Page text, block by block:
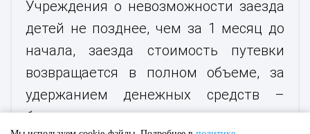
Учреждения о невозможности заезда
детей не позднее, чем за 1 месяц до
начала, заезда стоимость путевки
возвращается в полном объеме, за
удержанием денежных средств –
банковского процента за перевод;